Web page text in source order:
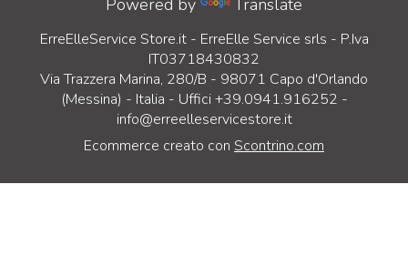
Powered by Translate
ErreElleService Store.it - ErreElle Service srls - P.Iva
IT03718430832
Via Trazzera Marina, 280/B - 98071 Capo d'Orlando
(Messina) - Italia - Uffici +39.0941.916252 -
info@erreelleservicestore.it
Ecommerce creato con Scontrino.com